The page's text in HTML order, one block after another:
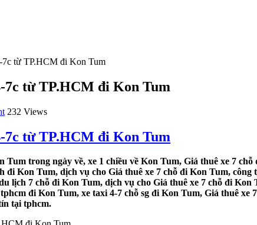
7c từ TP.HCM đi Kon Tum
7c từ TP.HCM đi Kon Tum
232 Views
7c từ TP.HCM đi Kon Tum
trong ngày về, xe 1 chiều về Kon Tum, Giá thuê xe 7
Kon Tum, dịch vụ cho Giá thuê xe 7 chỗ đi Kon Tum,
lịch 7 chỗ đi Kon Tum, dịch vụ cho Giá thuê xe 7 chỗ đi
đi Kon Tum, xe taxi 4-7 chỗ sg đi Kon Tum, Giá thuê
tại tphcm.